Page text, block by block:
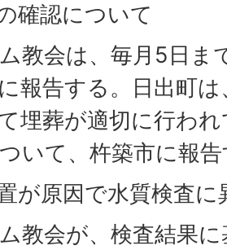
確認について
教会は、毎月5日ま
報告する。日出町
埋葬が適切に行わ
いて、杵築市に報
が原因で水質検査に
教会が、検査結果